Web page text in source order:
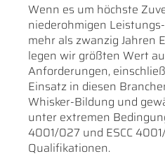
Wenn es um höchste
niederohmigen
mehr als zwanzig
legen wir größten Wert
Anforderungen,
Einsatz in diesen
Whisker-Bildung und
unter extremen
4001/027 und ESCC
Qualifikationen.